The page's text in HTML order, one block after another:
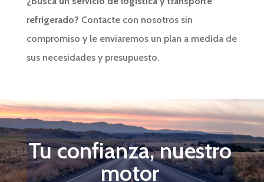
refrigerado? Contacte con nosotros sin
compromiso y le enviaremos un plan a medida de
sus necesidades y presupuesto.
Tu confianza, nuestro
motor